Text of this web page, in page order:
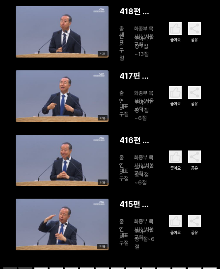
40분
418편 율
그럴 수 없
느니라
출
연
자
화종부 목
사/남서울
교회
대
표
구
절
로마서 7
장 7절
~13절
좋아요 공유
28분
417편 영
것으로 섬
겨 하나님
을 위하여
열매를 맺
으라(2)
출
연
자
화종부 목
사/남서울
교회
대표
구절
로마서 7
장 4절
~6절
좋아요 공유
26분
416편 영
것으로 섬
겨 하나님
을 위하여
열매를 맺
출
연
자
화종부 목
사/남서울
교회
대표
구절
로마서 7
장 4절
~6절
좋아요 공유
39분
415편 하
하여 열매
를 맺게 하
려 함이라
출
연
자
화종부 목
사/남서울
교회
대표
구절
로마서 7
장 1절~6
절
좋아요 공유